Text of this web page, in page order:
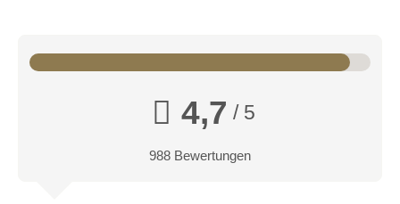
4,7 / 5
988 Bewertungen